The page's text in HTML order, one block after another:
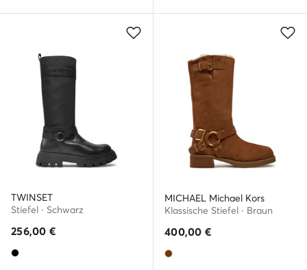
TWINSET
Stiefel · Schwarz
256,00 €
MICHAEL Michael Kors
Klassische Stiefel · Braun
400,00 €